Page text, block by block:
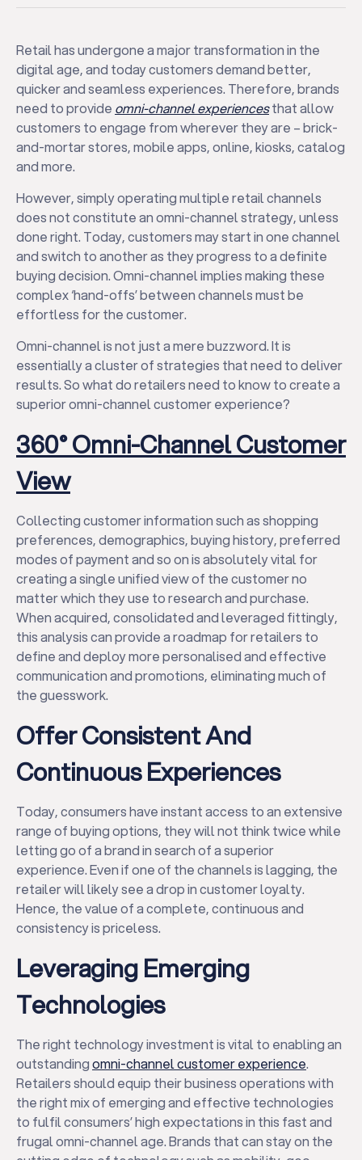
Retail has undergone a major transformation in the
digital age, and today customers demand better,
quicker and seamless experiences. Therefore, brands
need to provide omni-channel experiencesthat allow
customers to engage from wherever they are – brick-
and-mortar stores, mobile apps, online, kiosks, catalog
and more.
However, simply operating multiple retail channels
does not constitute an omni-channel strategy, unless
done right. Today, customers may start in one channel
and switch to another as they progress to a definite
buying decision. Omni-channel implies making these
complex ‘hand-offs’ between channels must be
effortless for the customer.
Omni-channel is not just a mere buzzword. It is
essentially a cluster of strategies that need to deliver
results. So what do retailers need to know to create a
superior omni-channel customer experience?
360° Omni-Channel Customer
View
Collecting customer information such as shopping
preferences, demographics, buying history, preferred
modes of payment and so on is absolutely vital for
creating a single unified view of the customer no
matter which they use to research and purchase.
When acquired, consolidated and leveraged fittingly,
this analysis can provide a roadmap for retailers to
define and deploy more personalised and effective
communication and promotions, eliminating much of
the guesswork.
Offer Consistent And
Continuous Experiences
Today, consumers have instant access to an extensive
range of buying options, they will not think twice while
letting go of a brand in search of a superior
experience. Even if one of the channels is lagging, the
retailer will likely see a drop in customer loyalty.
Hence, the value of a complete, continuous and
consistency is priceless.
Leveraging Emerging
Technologies
The right technology investment is vital to enabling an
outstandingomni-channel customer experience.
Retailers should equip their business operations with
the right mix of emerging and effective technologies
to fulfil consumers’ high expectations in this fast and
frugal omni-channel age. Brands that can stay on the